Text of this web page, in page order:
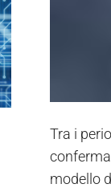
Tra i
modello